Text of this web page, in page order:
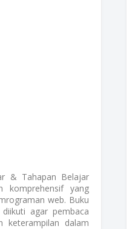
& Tahapan Belajar
komprehensif yang
web. Buku
agar pembaca
keterampilan dalam